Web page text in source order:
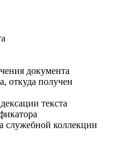
документа
откуда получен
текста
служебной коллекции